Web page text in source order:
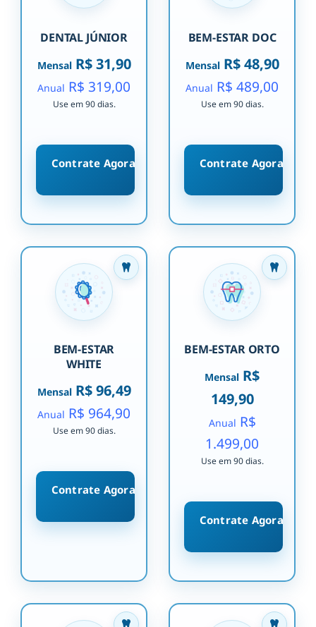
DENTAL JÚNIOR
MensalR$ 31,90
Anual R$ 319,00
Use em 90 dias.
Contrate Agora
BEM-ESTAR DOC
MensalR$ 48,90
Anual R$ 489,00
Use em 90 dias.
Contrate Agora
BEM-ESTAR
WHITE
MensalR$ 96,49
Anual R$ 964,90
Use em 90 dias.
Contrate Agora
BEM-ESTAR ORTO
Mensal R$
149,90
Anual R$
1.499,00
Use em 90 dias.
Contrate Agora